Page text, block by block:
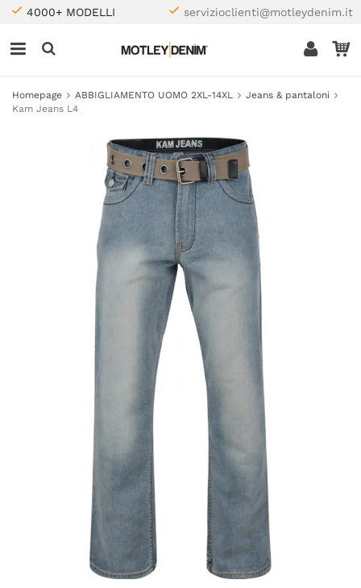
4000+ MODELLI servizioclienti@motleydenim.it
Homepage ABBIGLIAMENTO UOMO 2XL-14XL
Jeans & pantaloni
Kam Jeans L4